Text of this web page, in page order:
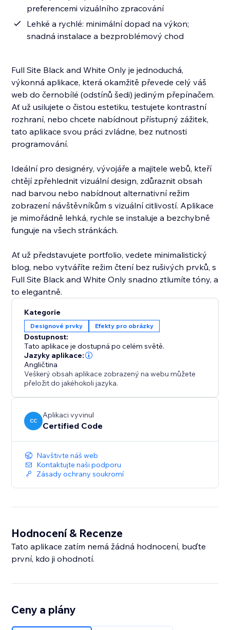
preferencemi vizuálního zpracování
Lehké a rychlé: minimální dopad na výkon;
snadná instalace a bezproblémový chod
Full Site Black and White Only je jednoduchá,
výkonná aplikace, která okamžitě převede celý váš
web do černobílé (odstínů šedi) jediným přepínačem.
Ať už usilujete o čistou estetiku, testujete kontrastní
rozhraní, nebo chcete nabídnout přístupný zážitek,
tato aplikace svou práci zvládne, bez nutnosti
programování.
Ideální pro designéry, vývojáře a majitele webů, kteří
chtějí zpřehlednit vizuální design, zdůraznit obsah
nad barvou nebo nabídnout alternativní režim
zobrazení návštěvníkům s vizuální citlivostí. Aplikace
je mimořádně lehká, rychle se instaluje a bezchybně
funguje na všech stránkách.
Ať už představujete portfolio, vedete minimalistický
blog, nebo vytváříte režim čtení bez rušivých prvků, s
Full Site Black and White Only snadno ztlumíte tóny, a
to elegantně.
Kategorie
Designové prvky Efekty pro obrázky
Dostupnost:
Tato aplikace je dostupná po celém světě.
Jazyky aplikace:
Angličtina
Veškerý obsah aplikace zobrazený na webu můžete
přeložit do jakéhokoli jazyka.
CC
Aplikaci vyvinul
Certified Code
Navštivte náš web
Kontaktujte naši podporu
Zásady ochrany soukromí
Hodnocení & Recenze
Tato aplikace zatím nemá žádná hodnocení, buďte
první, kdo ji ohodnotí.
Ceny a plány